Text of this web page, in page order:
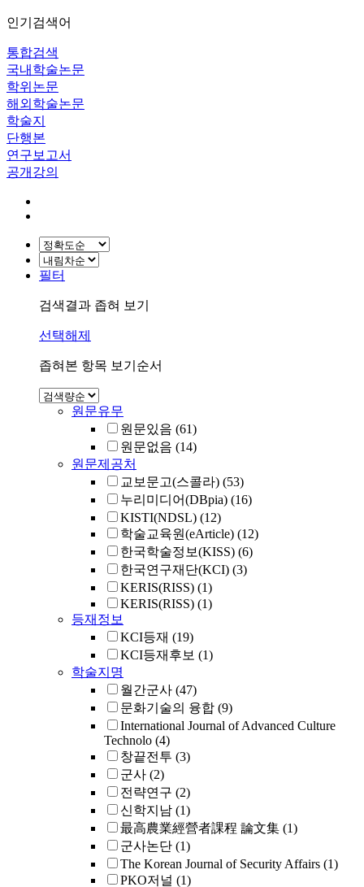
인기검색어
통합검색
국내학술논문
학위논문
해외학술논문
학술지
단행본
연구보고서
공개강의
필터
검색결과 좁혀 보기
선택해제
좁혀본 항목 보기순서
원문유무
원문있음 (61)
원문없음 (14)
원문제공처
교보문고(스콜라) (53)
누리미디어(DBpia) (16)
KISTI(NDSL) (12)
학술교육원(eArticle) (12)
한국학술정보(KISS) (6)
한국연구재단(KCI) (3)
KERIS(RISS) (1)
KERIS(RISS) (1)
등재정보
KCI등재 (19)
KCI등재후보 (1)
학술지명
월간군사 (47)
문화기술의 융합 (9)
International Journal of Advanced Culture
Technolo (4)
창끝전투 (3)
군사 (2)
전략연구 (2)
신학지남 (1)
最高農業經營者課程 論文集 (1)
군사논단 (1)
The Korean Journal of Security Affairs (1)
PKO저널 (1)